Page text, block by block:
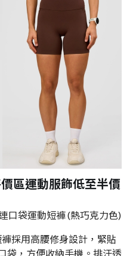
區運動服飾低至半價
口袋運動短褲 (熱巧克力色)
採用高腰修身設計，緊貼
袋，方便收納手機。排汗透